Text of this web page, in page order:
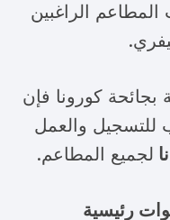
الراغبين
بجائحة كورونا فإن
للتسجيل والعمل
لجميع المطاعم.